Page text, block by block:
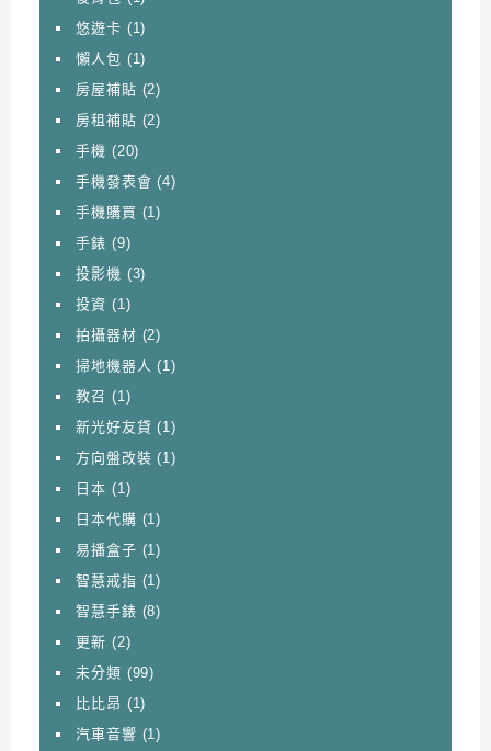
悠遊卡 (1)
懶人包 (1)
房屋補貼 (2)
房租補貼 (2)
手機 (20)
手機發表會 (4)
手機購買 (1)
手錶 (9)
投影機 (3)
投資 (1)
拍攝器材 (2)
掃地機器人 (1)
教召 (1)
新光好友貸 (1)
方向盤改裝 (1)
日本 (1)
日本代購 (1)
易播盒子 (1)
智慧戒指 (1)
智慧手錶 (8)
更新 (2)
未分類 (99)
比比昂 (1)
汽車音響 (1)